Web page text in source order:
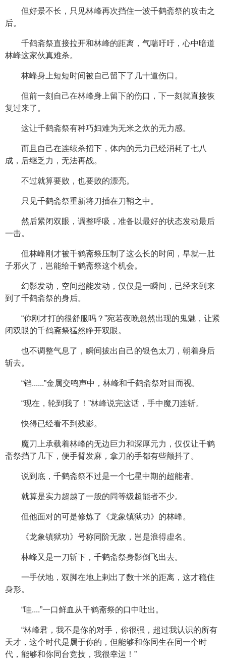
但好景不长，只见林峰再次挡住一波千鹤斋祭的攻击之
后。
千鹤斋祭直接拉开和林峰的距离，气喘吁吁，心中暗道
林峰这家伙真难杀。
林峰身上短短时间被自己留下了几十道伤口。
但前一刻自己在林峰身上留下的伤口，下一刻就直接恢
复过来了。
这让千鹤斋祭有种巧妇难为无米之炊的无力感。
而且自己在连续杀招下，体内的元力已经消耗了七八
成，后继乏力，无法再战。
不过就算要败，也要败的漂亮。
只见千鹤斋祭重新将刀插在刀鞘之中。
然后紧闭双眼，调整呼吸，准备以最好的状态发动最后
一击。
但林峰刚才被千鹤斋祭压制了这么长的时间，早就一肚
子邪火了，岂能给千鹤斋祭这个机会。
幻影发动，空间超能发动，仅仅是一瞬间，已经来到来
到了千鹤斋祭的身后。
“你刚才打的很舒服吗？”宛若夜晚忽然出现的鬼魅，让紧
闭双眼的千鹤斋祭猛然睁开双眼。
也不调整气息了，瞬间拔出自己的银色太刀，朝着身后
斩去。
“铛......”金属交鸣声中，林峰和千鹤斋祭对目而视。
“现在，轮到我了！”林峰说完这话，手中魔刀连斩。
快得已经看不到残影。
魔刀上承载着林峰的无边巨力和深厚元力，仅仅让千鹤
斋祭挡了几下，便手臂发麻，拿刀的手都有些颤抖了。
说到底，千鹤斋祭不过是一个七星中期的超能者。
就算是实力超越了一般的同等级超能者不少。
但他面对的可是修炼了《龙象镇狱功》的林峰。
《龙象镇狱功》号称同阶无敌，岂是浪得虚名。
林峰又是一刀斩下，千鹤斋祭身影倒飞出去。
一手伏地，双脚在地上剌出了数十米的距离，这才稳住
身形。
“哇....”一口鲜血从千鹤斋祭的口中吐出。
“林峰君，我不是你的对手，你很强，超过我认识的所有
天才，这个时代是属于你的，但能够和你同生在同一个时
代，能够和你同台竞技，我很幸运！”